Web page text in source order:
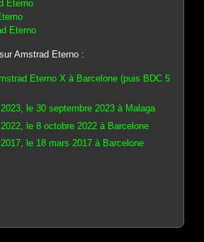
Eterno
Eterno
Amstrad Eterno :
Eterno X à Barcelone (puis BDC 5
le 30 septembre 2023 à Malaga
le 8 octobre 2022 à Barcelone
le 18 mars 2017 à Barcelone